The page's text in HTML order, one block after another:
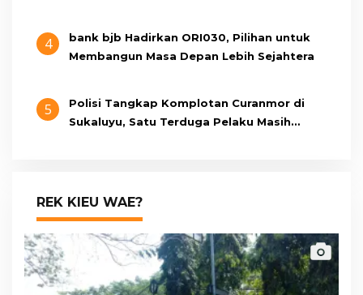
4
bank bjb Hadirkan ORI030, Pilihan untuk
Membangun Masa Depan Lebih Sejahtera
5
Polisi Tangkap Komplotan Curanmor di
Sukaluyu, Satu Terduga Pelaku Masih
REK KIEU WAE?